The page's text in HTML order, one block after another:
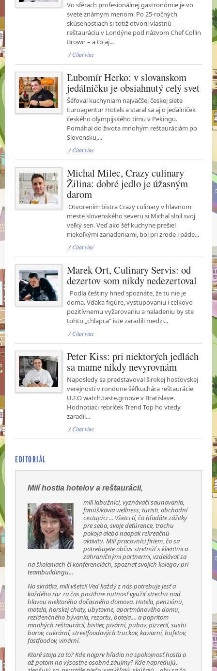
Vo sférach profesionálnej gastronómie je vo
svete známym menom. Po 25-ročných
skúsenostiach si totiž otvoril vlastnú
reštauráciu v Londýne pod názvom Chef Collin
Brown – a to aj...
/Čítať viac
Ľubomír Herko: v slovanskom
jedálničku je obsiahnutý celý svet
Šéfoval kuchyniam najväčšej českej siete
Euroagentur Hotels a staral sa aj o jedálniček
českého olympijského tímu v Pekingu.
Pomáhal do života mnohým reštauráciám po
Slovensku,...
/Čítať viac
Michal Milec, Crazy culinary
Žilina: dobré jedlo je úžasným
darom
Otvorením bistra Crazy culinary v hlavnom
meste slovenského severu si Michal slnil svoj
veľký sen. Veď ako šéf kuchyne prešiel
niekoľkými zariadeniami, bol pri zrode i páde...
/Čítať viac
Marek Ort, Culinary Servis: od
dezertov som nikdy nedezertoval
Podľa češtiny hneď spoznáte, že tu nie je
doma. Vďaka figúre, vystupovaniu i celkovo
pozitívnemu vyžarovaniu a naladeniu by ste
tohto „chlapca" iste zaradili medzi...
/Čítať viac
Peter Kiss: pri niektorých jedlách
sa mame nikdy nevyrovnám
Naposledy sa predstavoval širokej hosťovskej
verejnosti v rondone šéfkuchára reštaurácie
U.F.O watch.taste.groove v Bratislave.
Hodnotiaci rebríček Trend Top ho vtedy
zaradil...
/Čítať viac
EDITORIÁL
Milí hostia hotelov a reštaurácii,
milí labužníci, vyznávači saunovania,
fanúšikovia wellness, turisti, obchodní
cestujúci ... Všetci tí, čo hľadáte zážitky
pre seba, svoje deťúrence, trochu
pokoja alebo naopak rekreačnú
aktivitu. Milí pracovníci firiem, čo sa
potrebujete občas stretnúť s klientmi a
zahraničnými partnermi, vzdelávať sa
na školeniach či konferenciách, spoznať svojich kolegov pri
teambuildingu...
No skrátka, milí všetci! Veď každý z nás potrebuje jesť a
každého raz za čas postihne nutnosť využiť strechu nad
hlavou niektorého dočasného domova. Hotela, penziónu,
motela, horskej chaty, ubytovne, apartmánového domu,
rezidenčného bývania, rezortu, botela.... a popritom
mnohých reštaurácií, bistier, pivární, pubov, pizzerií, sushi
barov, cukrární, streetfoodových truckov, kaviarní, bufetov,
fastfoodov, vinární.
Ktoré stoja za to? Kde najprv hľadia na spokojnosť hosťa a
až potom na výsostne osobné záujmy? Kde napredujú,